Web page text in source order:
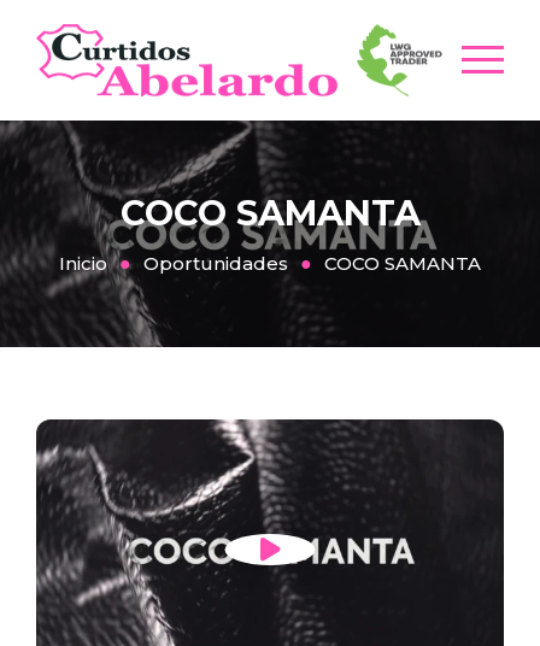
COCO SAMANTA
Inicio Oportunidades COCO SAMANTA